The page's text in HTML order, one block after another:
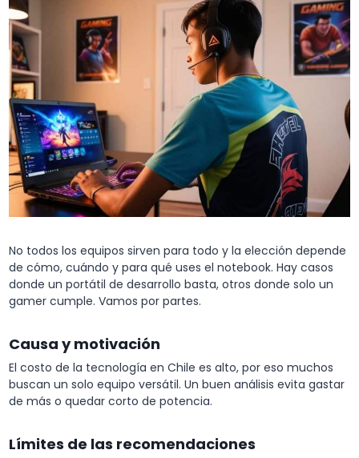
No todos los equipos sirven para todo y la elección depende
de cómo, cuándo y para qué uses el notebook. Hay casos
donde un portátil de desarrollo basta, otros donde solo un
gamer cumple. Vamos por partes.
Causa y motivación
El costo de la tecnología en Chile es alto, por eso muchos
buscan un solo equipo versátil. Un buen análisis evita gastar
de más o quedar corto de potencia.
Límites de las recomendaciones